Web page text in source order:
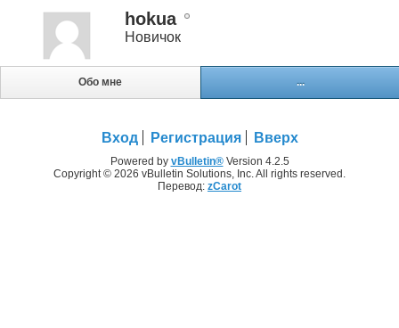
hokua
Новичок
Обо мне ...
Вход Регистрация Вверх
Powered by vBulletin®Version 4.2.5
Copyright © 2026 vBulletin Solutions, Inc. All rights reserved.
Перевод: zCarot